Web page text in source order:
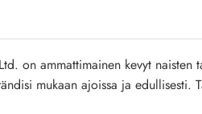
on ammattimainen kevyt
mukaan ajoissa ja edullisesti.